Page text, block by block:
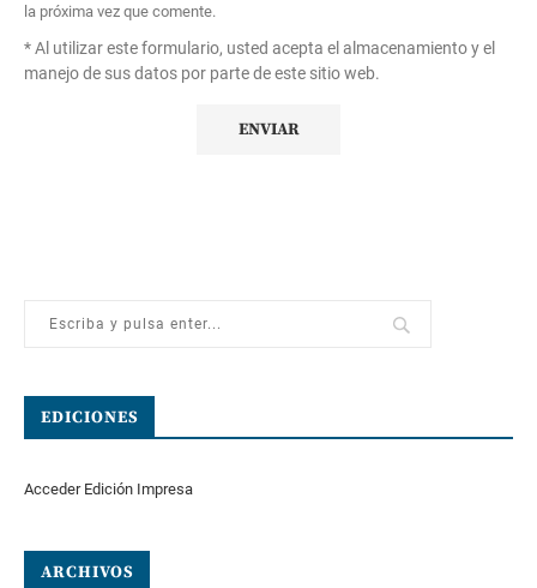
la próxima vez que comente.
* Al utilizar este formulario, usted acepta el almacenamiento y el
manejo de sus datos por parte de este sitio web.
EDICIONES
Acceder Edición Impresa
ARCHIVOS